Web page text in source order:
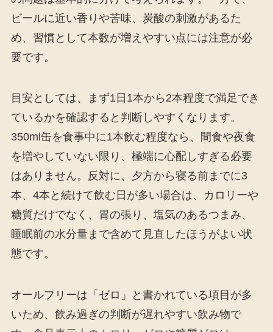
ビールに近い香りや苦味、炭酸の刺激があるた
め、習慣として本数が増えやすい点には注意が必
要です。
目安としては、まず1日1本から2本程度で満足でき
ているかを確認すると判断しやすくなります。
350ml缶を食事中に1本飲む程度なら、間食や夜食
を増やしていない限り、極端に心配しすぎる必要
はありません。反対に、夕方から寝る前までに3
本、4本と続けて飲む日が多い場合は、カロリーや
糖質だけでなく、胃の張り、塩気のあるつまみ、
睡眠前の水分量まで含めて見直したほうがよい状
態です。
オールフリーは「ゼロ」と書かれている項目が多
いため、飲み過ぎの判断が遅れやすい飲み物で